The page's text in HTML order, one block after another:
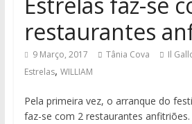
restaurantes
9 Março, 2017 Tânia Cova Il
Estrelas, WILLIAM
Pela primeira vez, o arranque do
faz-se com 2 restaurantes